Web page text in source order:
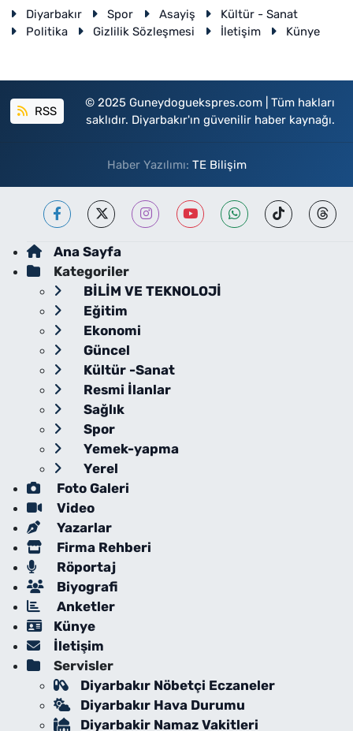
Diyarbakır Spor Asayiş
Kültür - Sanat
Politika
Gizlilik Sözleşmesi İletişim Künye
RSS
© 2025 Guneydoguekspres.com | Tüm hakları
saklıdır. Diyarbakır'ın güvenilir haber kaynağı.
Haber Yazılımı: TE Bilişim
Ana Sayfa
Kategoriler
BİLİM VE TEKNOLOJİ
Eğitim
Ekonomi
Güncel
Kültür -Sanat
Resmi İlanlar
Sağlık
Spor
Yemek-yapma
Yerel
Foto Galeri
Video
Yazarlar
Firma Rehberi
Röportaj
Biyografi
Anketler
Künye
İletişim
Servisler
Diyarbakır Nöbetçi Eczaneler
Diyarbakır Hava Durumu
Diyarbakir Namaz Vakitleri